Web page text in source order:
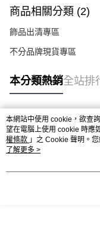
商品相關分類 (2)
飾品出清專區
不分品牌現貨專區
本分類熱銷全站排
熱門標籤
本網站中使用 cookie，欲查
望在電腦上使用 cookie 時應
權條款 」之 Cookie 聲明。
用條款之 Cookie 聲明使用
了解更多 >